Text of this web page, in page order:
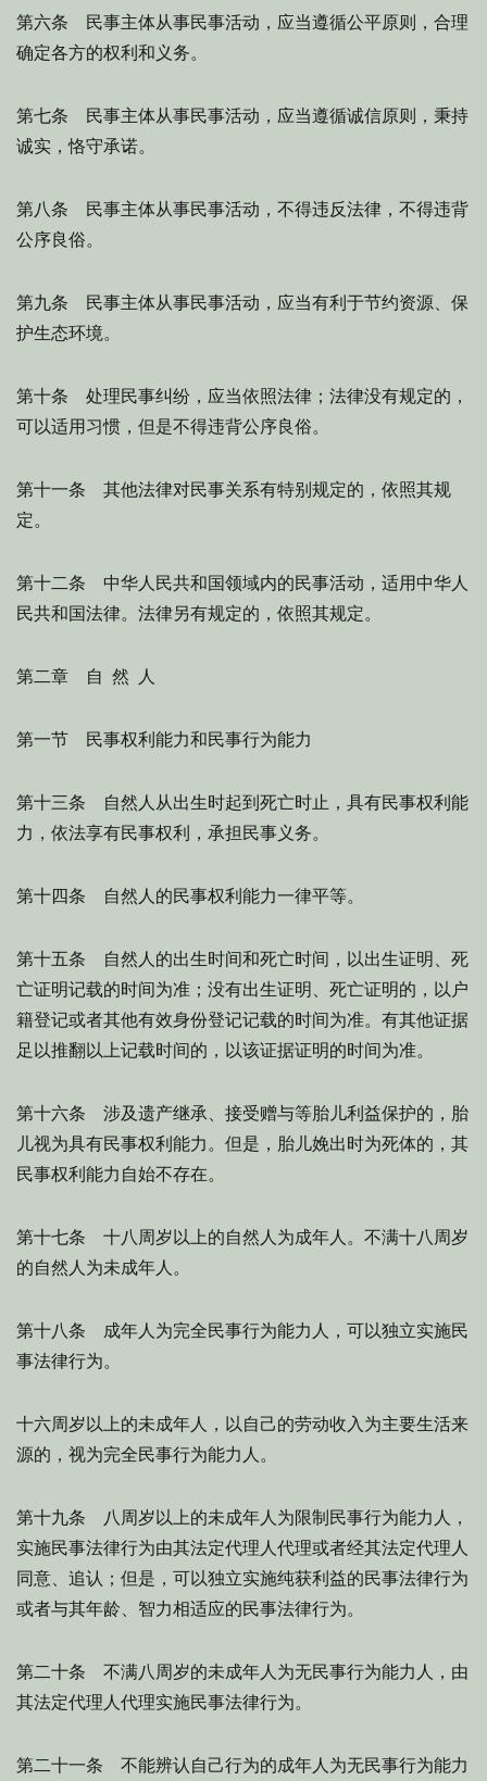
第六条 民事主体从事民事活动，应当遵循公平原则，合理
确定各方的权利和义务。
第七条 民事主体从事民事活动，应当遵循诚信原则，秉持
诚实，恪守承诺。
第八条 民事主体从事民事活动，不得违反法律，不得违背
公序良俗。
第九条 民事主体从事民事活动，应当有利于节约资源、保
护生态环境。
第十条 处理民事纠纷，应当依照法律；法律没有规定的，
可以适用习惯，但是不得违背公序良俗。
第十一条 其他法律对民事关系有特别规定的，依照其规
定。
第十二条 中华人民共和国领域内的民事活动，适用中华人
民共和国法律。法律另有规定的，依照其规定。
第二章 自 然 人
第一节 民事权利能力和民事行为能力
第十三条 自然人从出生时起到死亡时止，具有民事权利能
力，依法享有民事权利，承担民事义务。
第十四条 自然人的民事权利能力一律平等。
第十五条 自然人的出生时间和死亡时间，以出生证明、死
亡证明记载的时间为准；没有出生证明、死亡证明的，以户
籍登记或者其他有效身份登记记载的时间为准。有其他证据
足以推翻以上记载时间的，以该证据证明的时间为准。
第十六条 涉及遗产继承、接受赠与等胎儿利益保护的，胎
儿视为具有民事权利能力。但是，胎儿娩出时为死体的，其
民事权利能力自始不存在。
第十七条 十八周岁以上的自然人为成年人。不满十八周岁
的自然人为未成年人。
第十八条 成年人为完全民事行为能力人，可以独立实施民
事法律行为。
十六周岁以上的未成年人，以自己的劳动收入为主要生活来
源的，视为完全民事行为能力人。
第十九条 八周岁以上的未成年人为限制民事行为能力人，
实施民事法律行为由其法定代理人代理或者经其法定代理人
同意、追认；但是，可以独立实施纯获利益的民事法律行为
或者与其年龄、智力相适应的民事法律行为。
第二十条 不满八周岁的未成年人为无民事行为能力人，由
其法定代理人代理实施民事法律行为。
第二十一条 不能辨认自己行为的成年人为无民事行为能力